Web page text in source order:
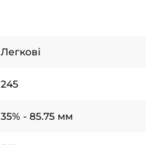
Легкові
245
35% - 85.75 мм